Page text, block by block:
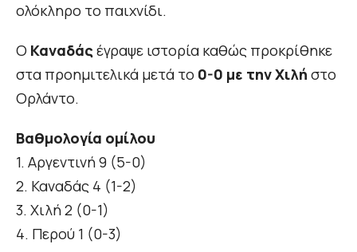
ολόκληρο το παιχνίδι.
Ο Καναδάς έγραψε ιστορία καθώς προκρίθηκε
στα προημιτελικά μετά το 0-0 με την Χιλή στο
Ορλάντο.
Βαθμολογία ομίλου
1. Αργεντινή 9 (5-0)
2. Καναδάς 4 (1-2)
3. Χιλή 2 (0-1)
4. Περού 1 (0-3)